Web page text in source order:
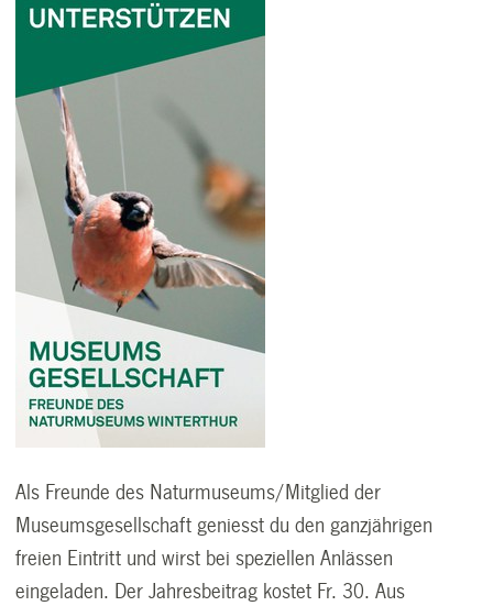
Als Freunde des Naturmuseums/Mitglied der
Museumsgesellschaft geniesst du den ganzjährigen
freien Eintritt und wirst bei speziellen Anlässen
eingeladen. Der Jahresbeitrag kostet Fr. 30. Aus